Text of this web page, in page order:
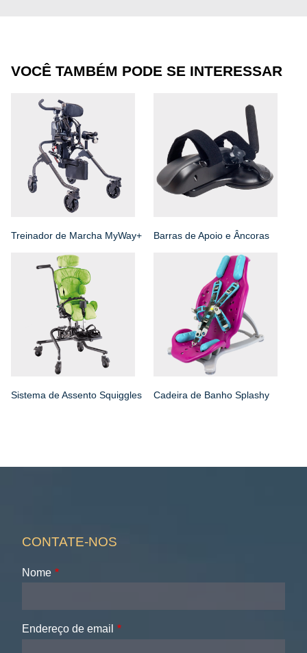
VOCÊ TAMBÉM PODE SE INTERESSAR
Treinador de Marcha MyWay+ Barras de Apoio e Âncoras
Sistema de Assento Squiggles Cadeira de Banho Splashy
CONTATE-NOS
Nome
Endereço de email